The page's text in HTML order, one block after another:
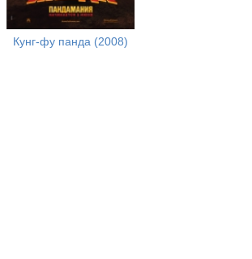
Кунг-фу панда (2008)